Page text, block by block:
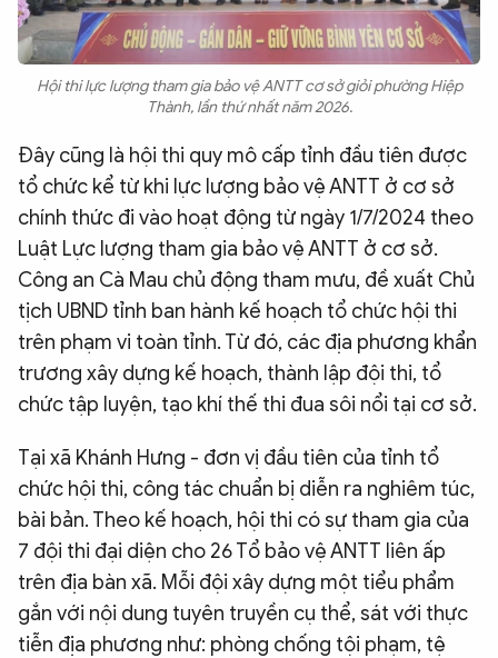
Chuyên đề
Hội thi lực lượng tham gia bảo vệ ANTT cơ sở giỏi phường Hiệp
Thành, lần thứ nhất năm 2026.
Đây cũng là hội thi quy mô cấp tỉnh đầu tiên được
tổ chức kể từ khi lực lượng bảo vệ ANTT ở cơ sở
chính thức đi vào hoạt động từ ngày 1/7/2024 theo
Luật Lực lượng tham gia bảo vệ ANTT ở cơ sở.
Công an Cà Mau chủ động tham mưu, đề xuất Chủ
tịch UBND tỉnh ban hành kế hoạch tổ chức hội thi
trên phạm vi toàn tỉnh. Từ đó, các địa phương khẩn
trương xây dựng kế hoạch, thành lập đội thi, tổ
chức tập luyện, tạo khí thế thi đua sôi nổi tại cơ sở.
Tại xã Khánh Hưng - đơn vị đầu tiên của tỉnh tổ
chức hội thi, công tác chuẩn bị diễn ra nghiêm túc,
bài bản. Theo kế hoạch, hội thi có sự tham gia của
7 đội thi đại diện cho 26 Tổ bảo vệ ANTT liên ấp
trên địa bàn xã. Mỗi đội xây dựng một tiểu phẩm
gắn với nội dung tuyên truyền cụ thể, sát với thực
tiễn địa phương như: phòng chống tội phạm, tệ